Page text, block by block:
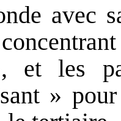
avec
et les
»